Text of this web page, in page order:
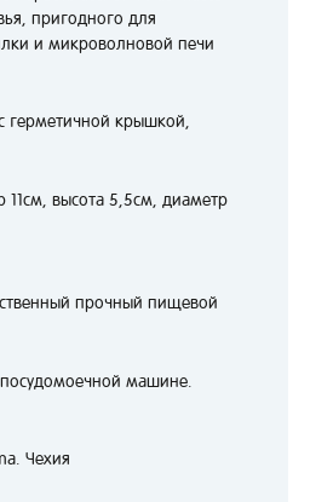
пригодного для
и микроволновой печи
герметичной крышкой,
11см, высота 5,5см, диаметр
прочный пищевой
машине.
Чехия